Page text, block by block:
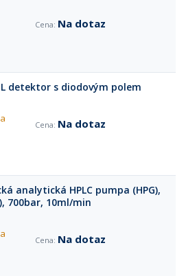
Na dotaz
detektor s diodovým polem
Na dotaz
analytická HPLC pumpa (HPG),
700bar, 10ml/min
Na dotaz